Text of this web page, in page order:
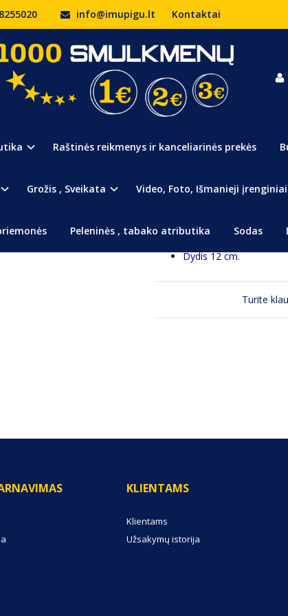
info@imupigu.lt Kontaktai
Raštinės reikmenys ir kanceliarinės prekės
Grožis , Sveikata Video, Foto, Išmanieji
Peleninės , tabako atributika Sodas
Prekės kodas:
malonia staigmena bet
Dydis 12 cm.
Turite
KLIENTAMS
Klientams
Užsakymų istorija